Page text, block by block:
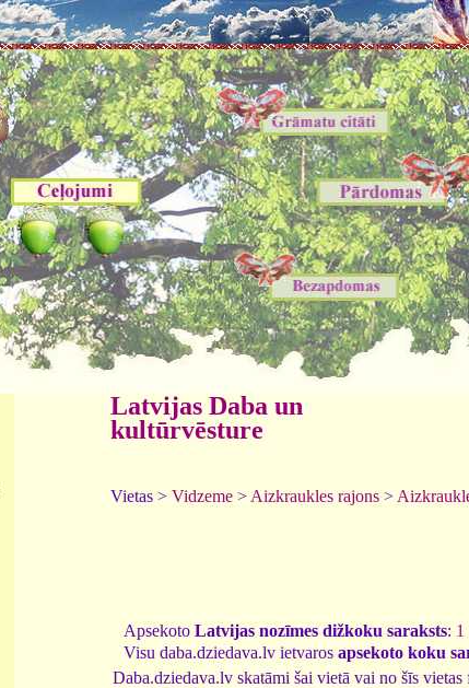
Latvijas Daba un
kultūrvēsture
Vietas > Vidzeme > Aizkraukles rajons >
Apsekoto Latvijas nozīmes dižkoku saraksts: 1
Visu daba.dziedava.lv ietvaros apsekoto koku
Daba.dziedava.lv skatāmi šai vietā vai no šīs